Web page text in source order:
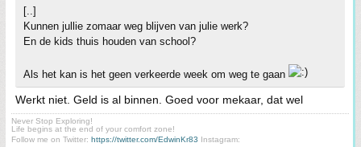
[..]
Kunnen jullie zomaar weg blijven van julie werk?
En de kids thuis houden van school?
Als het kan is het geen verkeerde week om weg te gaan
Werkt niet. Geld is al binnen. Goed voor mekaar, dat wel
Never Stop Exploring!
Life begins at the end of your comfort zone!
Follow me on Twitter: https://twitter.com/EdwinKr83 Instagram: